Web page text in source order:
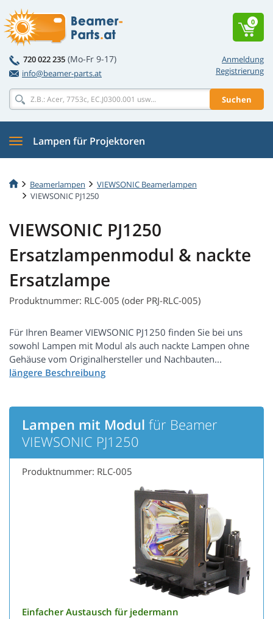
Anmeldung
Registrierung
720 022 235 (Mo-Fr 9-17)
info@beamer-parts.at
Suchen
0
Lampen für Projektoren
Beamerlampen
VIEWSONIC Beamerlampen
VIEWSONIC PJ1250
VIEWSONIC PJ1250
Ersatzlampenmodul & nackte
Ersatzlampe
Produktnummer: RLC-005 (oder PRJ-RLC-005)
Für Ihren Beamer VIEWSONIC PJ1250 finden Sie bei uns
sowohl Lampen mit Modul als auch nackte Lampen ohne
Gehäuse vom Originalhersteller und Nachbauten...
Lampen mit Modul für Beamer
VIEWSONIC PJ1250
Produktnummer: RLC-005
Einfacher Austausch für jedermann